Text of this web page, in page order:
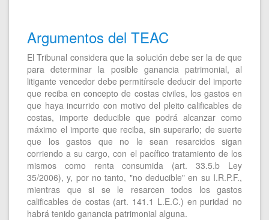
Argumentos del TEAC
El Tribunal considera que la solución debe ser la de que
para determinar la posible ganancia patrimonial, al
litigante vencedor debe permitírsele deducir del importe
que reciba en concepto de costas civiles, los gastos en
que haya incurrido con motivo del pleito calificables de
costas, importe deducible que podrá alcanzar como
máximo el importe que reciba, sin superarlo; de suerte
que los gastos que no le sean resarcidos sigan
corriendo a su cargo, con el pacífico tratamiento de los
mismos como renta consumida (art. 33.5.b Ley
35/2006), y, por no tanto, "no deducible" en su I.R.P.F.,
mientras que si se le resarcen todos los gastos
calificables de costas (art. 141.1 L.E.C.) en puridad no
habrá tenido ganancia patrimonial alguna.